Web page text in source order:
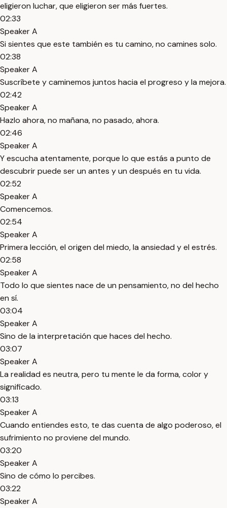
eligieron luchar, que eligieron ser más fuertes.
02:33
Speaker A
Si sientes que este también es tu camino, no camines solo.
02:38
Speaker A
Suscríbete y caminemos juntos hacia el progreso y la mejora.
02:42
Speaker A
Hazlo ahora, no mañana, no pasado, ahora.
02:46
Speaker A
Y escucha atentamente, porque lo que estás a punto de
descubrir puede ser un antes y un después en tu vida.
02:52
Speaker A
Comencemos.
02:54
Speaker A
Primera lección, el origen del miedo, la ansiedad y el estrés.
02:58
Speaker A
Todo lo que sientes nace de un pensamiento, no del hecho
en sí.
03:04
Speaker A
Sino de la interpretación que haces del hecho.
03:07
Speaker A
La realidad es neutra, pero tu mente le da forma, color y
significado.
03:13
Speaker A
Cuando entiendes esto, te das cuenta de algo poderoso, el
sufrimiento no proviene del mundo.
03:20
Speaker A
Sino de cómo lo percibes.
03:22
Speaker A